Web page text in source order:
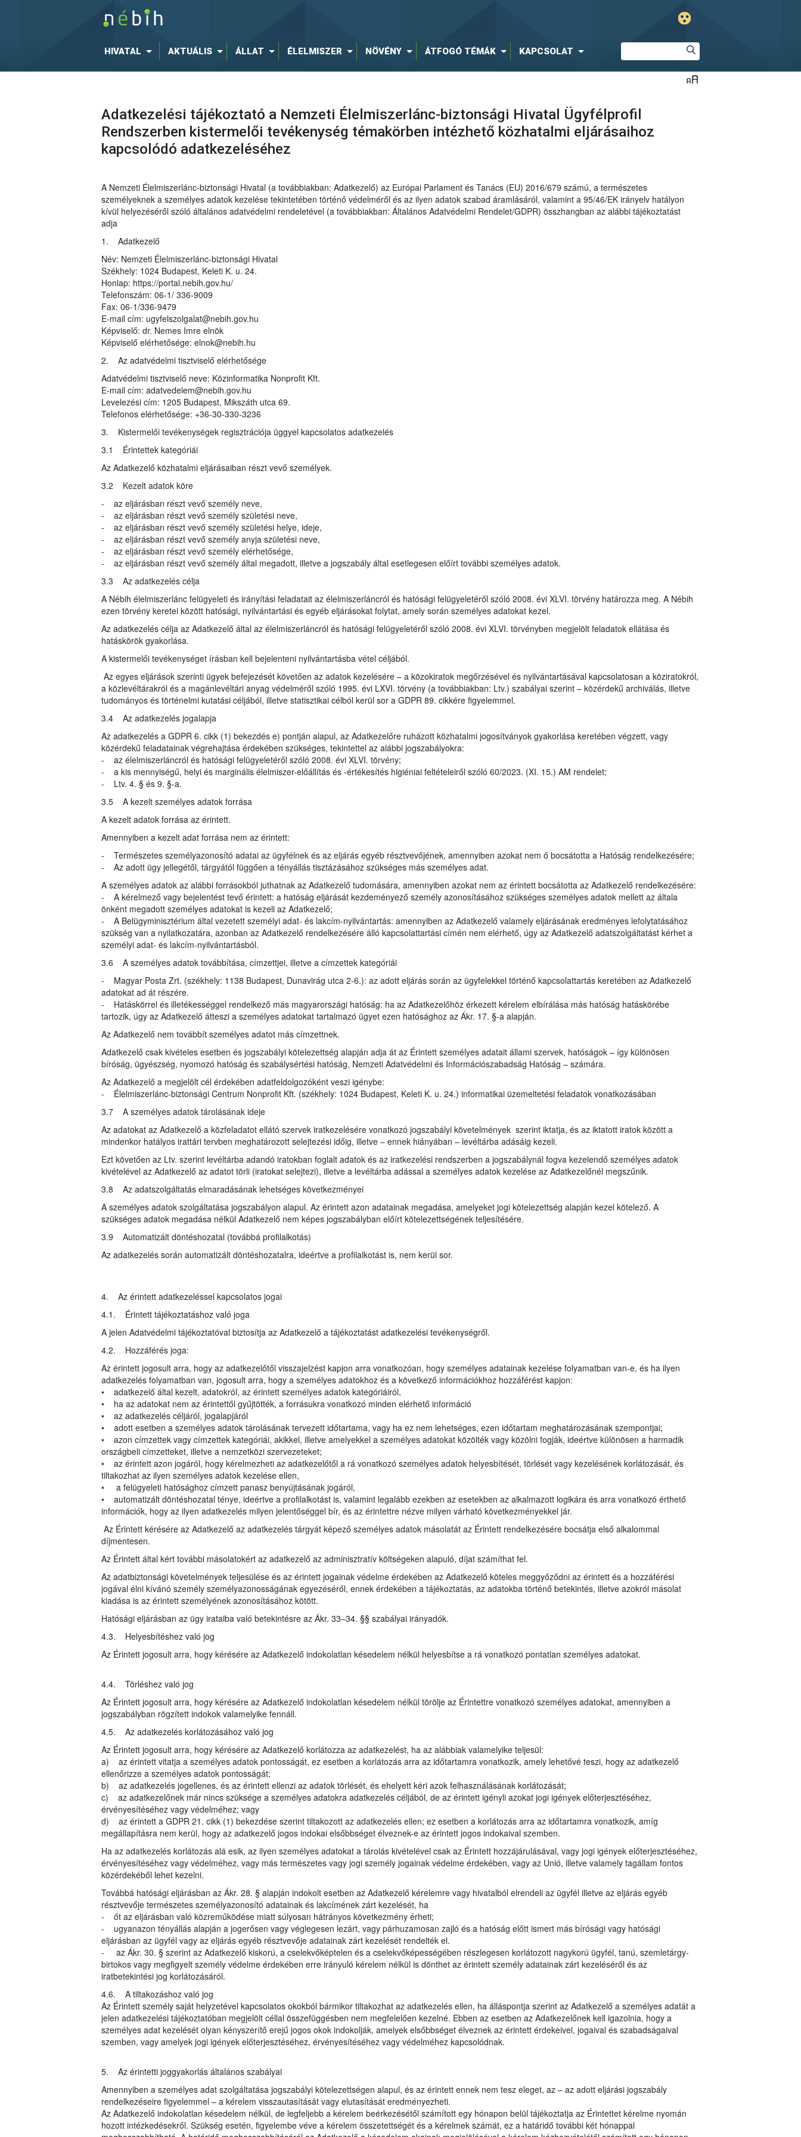
HIVATAL AKTUÁLIS ÁLLAT ÉLELMISZER NÖVÉNY ÁTFOGÓ TÉMÁK KAPCSOLAT
Adatkezelési tájékoztató a Nemzeti Élelmiszerlánc-biztonsági Hivatal Ügyfélprofil
Rendszerben kistermelői tevékenység témakörben intézhető közhatalmi eljárásaihoz
kapcsolódó adatkezeléséhez
A Nemzeti Élelmiszerlánc-biztonsági Hivatal (a továbbiakban: Adatkezelő) az Európai Parlament és Tanács (EU) 2016/679 számú, a természetes
személyeknek a személyes adatok kezelése tekintetében történő védelméről és az ilyen adatok szabad áramlásáról, valamint a 95/46/EK irányelv hatályon
kívül helyezéséről szóló általános adatvédelmi rendeletével (a továbbiakban: Általános Adatvédelmi Rendelet/GDPR) összhangban az alábbi tájékoztatást
adja
1. Adatkezelő
Név: Nemzeti Élelmiszerlánc-biztonsági Hivatal
Székhely: 1024 Budapest, Keleti K. u. 24.
Honlap: https://portal.nebih.gov.hu/
Telefonszám: 06-1/ 336-9009
Fax: 06-1/336-9479
E-mail cím: ugyfelszolgalat@nebih.gov.hu
Képviselő: dr. Nemes Imre elnök
Képviselő elérhetősége: elnok@nebih.hu
2. Az adatvédelmi tisztviselő elérhetősége
Adatvédelmi tisztviselő neve: Közinformatika Nonprofit Kft.
E-mail cím: adatvedelem@nebih.gov.hu
Levelezési cím: 1205 Budapest, Mikszáth utca 69.
Telefonos elérhetősége: +36-30-330-3236
3. Kistermelői tevékenységek regisztrációja üggyel kapcsolatos adatkezelés
3.1 Érintettek kategóriái
Az Adatkezelő közhatalmi eljárásaiban részt vevő személyek.
3.2 Kezelt adatok köre
- az eljárásban részt vevő személy neve,
- az eljárásban részt vevő személy születési neve,
- az eljárásban részt vevő személy születési helye, ideje,
- az eljárásban részt vevő személy anyja születési neve,
- az eljárásban részt vevő személy elérhetősége,
- az eljárásban részt vevő személy által megadott, illetve a jogszabály által esetlegesen előírt további személyes adatok.
3.3 Az adatkezelés célja
A Nébih élelmiszerlánc felügyeleti és irányítási feladatait az élelmiszerláncról és hatósági felügyeletéről szóló 2008. évi XLVI. törvény határozza meg. A Nébih
ezen törvény keretei között hatósági, nyilvántartási és egyéb eljárásokat folytat, amely során személyes adatokat kezel.
Az adatkezelés célja az Adatkezelő által az élelmiszerláncról és hatósági felügyeletéről szóló 2008. évi XLVI. törvényben megjelölt feladatok ellátása és
hatáskörök gyakorlása.
A kistermelői tevékenységet írásban kell bejelenteni nyilvántartásba vétel céljából.
Az egyes eljárások szerinti ügyek befejezését követően az adatok kezelésére – a közokiratok megőrzésével és nyilvántartásával kapcsolatosan a köziratokról,
a közlevéltárakról és a magánlevéltári anyag védelméről szóló 1995. évi LXVI. törvény (a továbbiakban: Ltv.) szabályai szerint – közérdekű archiválás, illetve
tudományos és történelmi kutatási céljából, illetve statisztikai célból kerül sor a GDPR 89. cikkére figyelemmel.
3.4 Az adatkezelés jogalapja
Az adatkezelés a GDPR 6. cikk (1) bekezdés e) pontján alapul, az Adatkezelőre ruházott közhatalmi jogosítványok gyakorlása keretében végzett, vagy
közérdekű feladatainak végrehajtása érdekében szükséges, tekintettel az alábbi jogszabályokra:
- az élelmiszerláncról és hatósági felügyeletéről szóló 2008. évi XLVI. törvény;
- a kis mennyiségű, helyi és marginális élelmiszer-előállítás és -értékesítés higiéniai feltételeiről szóló 60/2023. (XI. 15.) AM rendelet;
- Ltv. 4. § és 9. §-a.
3.5 A kezelt személyes adatok forrása
A kezelt adatok forrása az érintett.
Amennyiben a kezelt adat forrása nem az érintett:
- Természetes személyazonosító adatai az ügyfélnek és az eljárás egyéb résztvevőjének, amennyiben azokat nem ő bocsátotta a Hatóság rendelkezésére;
- Az adott ügy jellegétől, tárgyától függően a tényállás tisztázásához szükséges más személyes adat.
A személyes adatok az alábbi forrásokból juthatnak az Adatkezelő tudomására, amennyiben azokat nem az érintett bocsátotta az Adatkezelő rendelkezésére:
- A kérelmező vagy bejelentést tevő érintett: a hatóság eljárását kezdeményező személy azonosításához szükséges személyes adatok mellett az általa
önként megadott személyes adatokat is kezeli az Adatkezelő;
- A Belügyminisztérium által vezetett személyi adat- és lakcím-nyilvántartás: amennyiben az Adatkezelő valamely eljárásának eredményes lefolytatásához
szükség van a nyilatkozatára, azonban az Adatkezelő rendelkezésére álló kapcsolattartási címén nem elérhető, úgy az Adatkezelő adatszolgáltatást kérhet a
személyi adat- és lakcím-nyilvántartásból.
3.6 A személyes adatok továbbítása, címzettjei, illetve a címzettek kategóriái
- Magyar Posta Zrt. (székhely: 1138 Budapest, Dunavirág utca 2-6.): az adott eljárás során az ügyfelekkel történő kapcsolattartás keretében az Adatkezelő
adatokat ad át részére.
- Hatáskörrel és illetékességgel rendelkező más magyarországi hatóság: ha az Adatkezelőhöz érkezett kérelem elbírálása más hatóság hatáskörébe
tartozik, úgy az Adatkezelő átteszi a személyes adatokat tartalmazó ügyet ezen hatósághoz az Ákr. 17. §-a alapján.
Az Adatkezelő nem továbbít személyes adatot más címzettnek.
Adatkezelő csak kivételes esetben és jogszabályi kötelezettség alapján adja át az Érintett személyes adatait állami szervek, hatóságok – így különösen
bíróság, ügyészség, nyomozó hatóság és szabálysértési hatóság, Nemzeti Adatvédelmi és Információszabadság Hatóság – számára.
Az Adatkezelő a megjelölt cél érdekében adatfeldolgozóként veszi igénybe:
- Élelmiszerlánc-biztonsági Centrum Nonprofit Kft. (székhely: 1024 Budapest, Keleti K. u. 24.) informatikai üzemeltetési feladatok vonatkozásában
3.7 A személyes adatok tárolásának ideje
Az adatokat az Adatkezelő a közfeladatot ellátó szervek iratkezelésére vonatkozó jogszabályi követelmények szerint iktatja, és az iktatott iratok között a
mindenkor hatályos irattári tervben meghatározott selejtezési időig, illetve – ennek hiányában – levéltárba adásáig kezeli.
Ezt követően az Ltv. szerint levéltárba adandó iratokban foglalt adatok és az iratkezelési rendszerben a jogszabálynál fogva kezelendő személyes adatok
kivételével az Adatkezelő az adatot törli (iratokat selejtezi), illetve a levéltárba adással a személyes adatok kezelése az Adatkezelőnél megszűnik.
3.8 Az adatszolgáltatás elmaradásának lehetséges következményei
A személyes adatok szolgáltatása jogszabályon alapul. Az érintett azon adatainak megadása, amelyeket jogi kötelezettség alapján kezel kötelező. A
szükséges adatok megadása nélkül Adatkezelő nem képes jogszabályban előírt kötelezettségének teljesítésére.
3.9 Automatizált döntéshozatal (továbbá profilalkotás)
Az adatkezelés során automatizált döntéshozatalra, ideértve a profilalkotást is, nem kerül sor.
4. Az érintett adatkezeléssel kapcsolatos jogai
4.1. Érintett tájékoztatáshoz való joga
A jelen Adatvédelmi tájékoztatóval biztosítja az Adatkezelő a tájékoztatást adatkezelési tevékenységről.
4.2. Hozzáférés joga:
Az érintett jogosult arra, hogy az adatkezelőtől visszajelzést kapjon arra vonatkozóan, hogy személyes adatainak kezelése folyamatban van-e, és ha ilyen
adatkezelés folyamatban van, jogosult arra, hogy a személyes adatokhoz és a következő információkhoz hozzáférést kapjon:
• adatkezelő által kezelt, adatokról, az érintett személyes adatok kategóriáiról,
• ha az adatokat nem az érintettől gyűjtötték, a forrásukra vonatkozó minden elérhető információ
• az adatkezelés céljáról, jogalapjáról
• adott esetben a személyes adatok tárolásának tervezett időtartama, vagy ha ez nem lehetséges, ezen időtartam meghatározásának szempontjai;
• azon címzettek vagy címzettek kategóriái, akikkel, illetve amelyekkel a személyes adatokat közölték vagy közölni fogják, ideértve különösen a harmadik
országbeli címzetteket, illetve a nemzetközi szervezeteket;
• az érintett azon jogáról, hogy kérelmezheti az adatkezelőtől a rá vonatkozó személyes adatok helyesbítését, törlését vagy kezelésének korlátozását, és
tiltakozhat az ilyen személyes adatok kezelése ellen,
• a felügyeleti hatósághoz címzett panasz benyújtásának jogáról,
• automatizált döntéshozatal ténye, ideértve a profilalkotást is, valamint legalább ezekben az esetekben az alkalmazott logikára és arra vonatkozó érthető
információk, hogy az ilyen adatkezelés milyen jelentőséggel bír, és az érintettre nézve milyen várható következményekkel jár.
Az Érintett kérésére az Adatkezelő az adatkezelés tárgyát képező személyes adatok másolatát az Érintett rendelkezésére bocsátja első alkalommal
díjmentesen.
Az Érintett által kért további másolatokért az adatkezelő az adminisztratív költségeken alapuló, díjat számíthat fel.
Az adatbiztonsági követelmények teljesülése és az érintett jogainak védelme érdekében az Adatkezelő köteles meggyőződni az érintett és a hozzáférési
jogával élni kívánó személy személyazonosságának egyezéséről, ennek érdekében a tájékoztatás, az adatokba történő betekintés, illetve azokról másolat
kiadása is az érintett személyének azonosításához kötött.
Hatósági eljárásban az ügy irataiba való betekintésre az Ákr. 33–34. §§ szabályai irányadók.
4.3. Helyesbítéshez való jog
Az Érintett jogosult arra, hogy kérésére az Adatkezelő indokolatlan késedelem nélkül helyesbítse a rá vonatkozó pontatlan személyes adatokat.
4.4. Törléshez való jog
Az Érintett jogosult arra, hogy kérésére az Adatkezelő indokolatlan késedelem nélkül törölje az Érintettre vonatkozó személyes adatokat, amennyiben a
jogszabályban rögzített indokok valamelyike fennáll.
4.5. Az adatkezelés korlátozásához való jog
Az Érintett jogosult arra, hogy kérésére az Adatkezelő korlátozza az adatkezelést, ha az alábbiak valamelyike teljesül:
a) az érintett vitatja a személyes adatok pontosságát, ez esetben a korlátozás arra az időtartamra vonatkozik, amely lehetővé teszi, hogy az adatkezelő
ellenőrizze a személyes adatok pontosságát;
b) az adatkezelés jogellenes, és az érintett ellenzi az adatok törlését, és ehelyett kéri azok felhasználásának korlátozását;
c) az adatkezelőnek már nincs szüksége a személyes adatokra adatkezelés céljából, de az érintett igényli azokat jogi igények előterjesztéséhez,
érvényesítéséhez vagy védelméhez; vagy
d) az érintett a GDPR 21. cikk (1) bekezdése szerint tiltakozott az adatkezelés ellen; ez esetben a korlátozás arra az időtartamra vonatkozik, amíg
megállapításra nem kerül, hogy az adatkezelő jogos indokai elsőbbséget élveznek-e az érintett jogos indokaival szemben.
Ha az adatkezelés korlátozás alá esik, az ilyen személyes adatokat a tárolás kivételével csak az Érintett hozzájárulásával, vagy jogi igények előterjesztéséhez,
érvényesítéséhez vagy védelméhez, vagy más természetes vagy jogi személy jogainak védelme érdekében, vagy az Unió, illetve valamely tagállam fontos
közérdekéből lehet kezelni.
Továbbá hatósági eljárásban az Ákr. 28. § alapján indokolt esetben az Adatkezelő kérelemre vagy hivatalból elrendeli az ügyfél illetve az eljárás egyéb
résztvevője természetes személyazonosító adatainak és lakcímének zárt kezelését, ha
- őt az eljárásban való közreműködése miatt súlyosan hátrányos következmény érheti;
- ugyanazon tényállás alapján a jogerősen vagy véglegesen lezárt, vagy párhuzamosan zajló és a hatóság előtt ismert más bírósági vagy hatósági
eljárásban az ügyfél vagy az eljárás egyéb résztvevője adatainak zárt kezelését rendelték el.
- az Ákr. 30. § szerint az Adatkezelő kiskorú, a cselekvőképtelen és a cselekvőképességében részlegesen korlátozott nagykorú ügyfél, tanú, szemletárgy-
birtokos vagy megfigyelt személy védelme érdekében erre irányuló kérelem nélkül is dönthet az érintett személy adatainak zárt kezeléséről és az
iratbetekintési jog korlátozásáról.
4.6. A tiltakozáshoz való jog
Az Érintett személy saját helyzetével kapcsolatos okokból bármikor tiltakozhat az adatkezelés ellen, ha álláspontja szerint az Adatkezelő a személyes adatát a
jelen adatkezelési tájékoztatóban megjelölt céllal összefüggésben nem megfelelően kezelné. Ebben az esetben az Adatkezelőnek kell igazolnia, hogy a
személyes adat kezelését olyan kényszerítő erejű jogos okok indokolják, amelyek elsőbbséget élveznek az érintett érdekeivel, jogaival és szabadságaival
szemben, vagy amelyek jogi igények előterjesztéséhez, érvényesítéséhez vagy védelméhez kapcsolódnak.
5. Az érintetti joggyakorlás általános szabályai
Amennyiben a személyes adat szolgáltatása jogszabályi kötelezettségen alapul, és az érintett ennek nem tesz eleget, az – az adott eljárási jogszabály
rendelkezéseire figyelemmel – a kérelem visszautasítását vagy elutasítását eredményezheti.
Az Adatkezelő indokolatlan késedelem nélkül, de legfeljebb a kérelem beérkezésétől számított egy hónapon belül tájékoztatja az Érintettet kérelme nyomán
hozott intézkedésekről. Szükség esetén, figyelembe véve a kérelem összetettségét és a kérelmek számát, ez a határidő további két hónappal